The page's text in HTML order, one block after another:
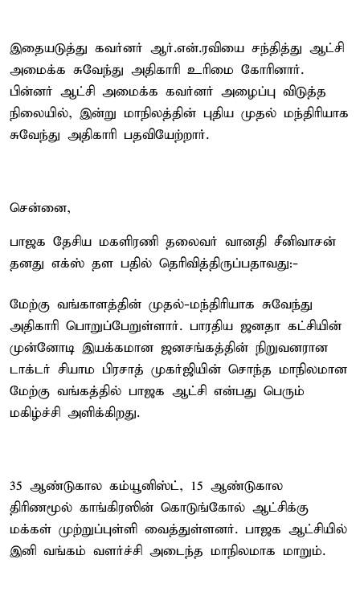
இதையடுத்து கவர்னர் ஆர்.என்.ரவியை சந்தித்து ஆட்சி
அமைக்க சுவேந்து அதிகாரி உரிமை கோரினார்.
பின்னர் ஆட்சி அமைக்க கவர்னர் அழைப்பு விடுத்த
நிலையில், இன்று மாநிலத்தின் புதிய முதல் மந்திரியாக
சுவேந்து அதிகாரி பதவியேற்றார்.
சென்னை,
பாஜக தேசிய மகளிரணி தலைவர் வானதி சீனிவாசன்
தனது எக்ஸ் தள பதில் தெரிவித்திருப்பதாவது:-
மேற்கு வங்காளத்தின் முதல்-மந்திரியாக சுவேந்து
அதிகாரி பொறுப்பேறுள்ளார். பாரதிய ஜனதா கட்சியின்
முன்னோடி இயக்கமான ஜனசங்கத்தின் நிறுவனரான
டாக்டர் சியாம பிரசாத் முகர்ஜியின் சொந்த மாநிலமான
மேற்கு வங்கத்தில் பாஜக ஆட்சி என்பது பெரும்
மகிழ்ச்சி அளிக்கிறது.
35 ஆண்டுகால கம்யூனிஸ்ட், 15 ஆண்டுகால
திரிணமூல் காங்கிரஸின் கொடுங்கோல் ஆட்சிக்கு
மக்கள் முற்றுப்புள்ளி வைத்துள்ளனர். பாஜக ஆட்சியில்
இனி வங்கம் வளர்ச்சி அடைந்த மாநிலமாக மாறும்.